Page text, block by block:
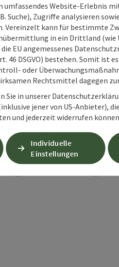
Beitrag drucken
umfassendes Website-Erlebnis
Suche), Zugriffe analysieren
Vereinzelt kann für bestimmte
in ein Drittland (wie
EU angemessenes
46 DSGVO) bestehen. Somit ist
oder
Rechtsmittel dagegen
Sie in unserer
jener von US-Anbieter),
und jederzeit widerrufen
Individuelle
Einstellungen